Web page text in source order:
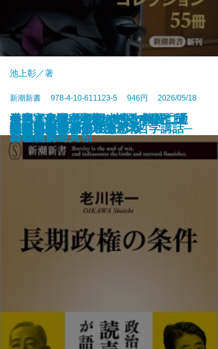
愛知県は天下を取るがね
猫のいる人生
反復する昭和史
推したちとどう生きるか
高野連
すべての人の死因は生まれたこと
である
ヒトと音楽の進化論
星野源論
本とは何か
知の本棚
池上彰／著
新潮新書 978-4-10-611123-5 946円 2026/05/18
新書電子書籍あり
長期政権の条件
外国人患者─医療ツーリズムと日
本の現実─
天皇への敗北─シリーズ哲学講話─
コミュ力不要の社交術
台湾軍事機密文書が語る中国「抗
日戦争」の真相
それでも息子を日本の小学校に通
わせたい
漢字文化圏の興亡─中国の限界、
日本の前途─
人生不案内
武器としての日本語思考
運命まかせ